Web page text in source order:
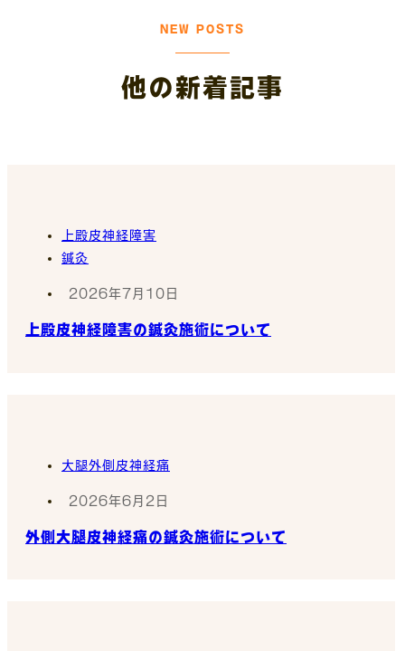
NEW POSTS
他の新着記事
上殿皮神経障害
鍼灸
2026年7月10日
上殿皮神経障害の鍼灸施術について
大腿外側皮神経痛
2026年6月2日
外側大腿皮神経痛の鍼灸施術について